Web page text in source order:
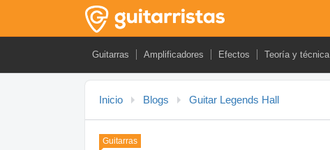
Guitarras Amplificadores Efectos Teoría y técnica
Inicio Blogs Guitar Legends Hall
Guitarras